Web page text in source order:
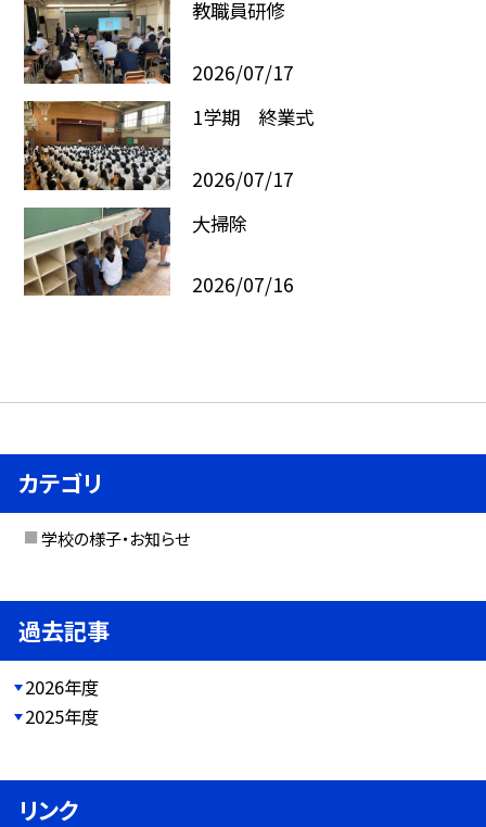
教職員研修
2026/07/17
1学期 終業式
2026/07/17
大掃除
2026/07/16
カテゴリ
学校の様子・お知らせ
過去記事
2026年度
2025年度
リンク